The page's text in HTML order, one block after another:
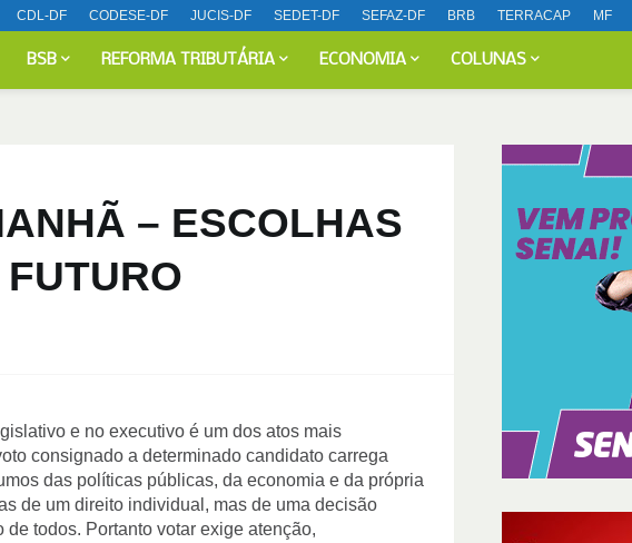
CDL-DF CODESE-DF JUCIS-DF SEDET-DF SEFAZ-DF BRB TERRACAP MF
BSB REFORMA TRIBUTÁRIA ECONOMIA COLUNAS
– ESCOLHAS
e no executivo é um dos atos mais
consignado a determinado candidato carrega
das políticas públicas, da economia e da própria
de um direito individual, mas de uma decisão
todos. Portanto votar exige atenção,